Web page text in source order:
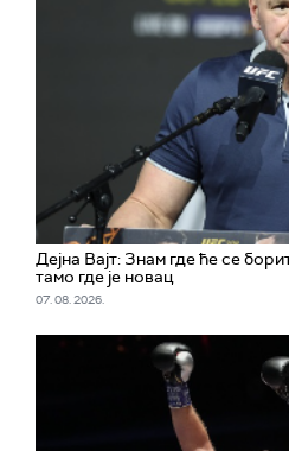
Дејна Вајт: Знам где ће се
тамо где је новац
07. 08. 2026.